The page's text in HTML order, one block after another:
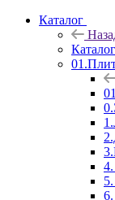
Каталог
Каталог